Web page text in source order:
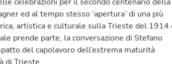
ed al tempo stesso ‘apertura’ di una più
artistica e culturale sulla Trieste del 1914
prende parte, la conversazione di Stefano
del capolavoro dell’estrema maturità